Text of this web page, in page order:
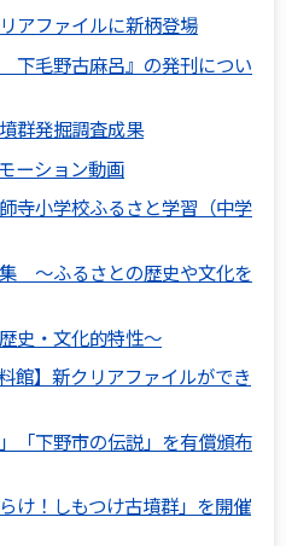
アファイルに新柄登場
下毛野古麻呂』の発刊につい
群発掘調査成果
ーション動画
寺小学校ふるさと学習（中学
集 ～ふるさとの歴史や文化を
史・文化的特性～
館】新クリアファイルができ
「下野市の伝説」を有償頒布
け！しもつけ古墳群」を開催